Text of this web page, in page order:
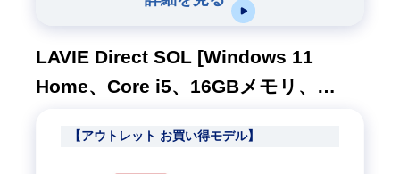
LAVIE Direct SOL [Windows 11
Home、Core i5、16GBメモリ、
H&B、プラチナシルバー、1年間保証]
【アウトレット お買い得モデル】